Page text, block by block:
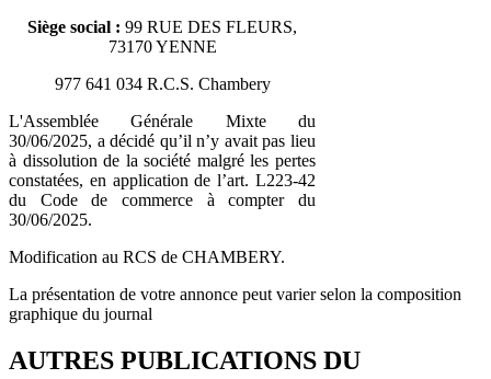
Siège social : 99 RUE DES FLEURS,
73170 YENNE
977 641 034 R.C.S. Chambery
L'Assemblée Générale Mixte du
30/06/2025, a décidé qu’il n’y avait pas lieu
à dissolution de la société malgré les pertes
constatées, en application de l’art. L223-42
du Code de commerce à compter du
30/06/2025.
Modification au RCS de CHAMBERY.
La présentation de votre annonce peut varier selon la composition
graphique du journal
AUTRES PUBLICATIONS DU